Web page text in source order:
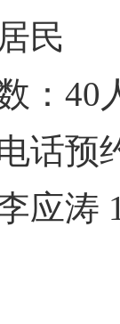
民
：40
话预
应涛